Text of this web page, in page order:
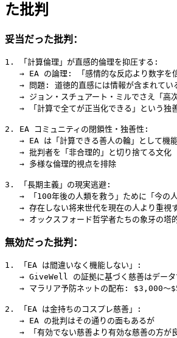
た批判
妥当だった批判：
1. 「計算倫理」が直感的倫理を抑圧する:
→ EA の論理: 「感情的な反応より数字を信
→ 問題: 道徳的直感には情報が含まれてい
→ ジョン・スチュアート・ミルでさえ「高
→ 「計算で全てが正当化できる」という独
2. EA コミュニティの閉鎖性・独善性:
→ EA は「計算できる善人の輪」として機
   → 批判者を「非合理的」と切り捨てる文化
   → 多様な倫理的視点を排除
3. 「長期主義」の現実逃避:
→ 「100年後の人類を救う」ために「今の
→ 存在しない将来世代を現在の人より重視
無効だった批判：
1. 「EA は間違いなく機能しない」:
→ GiveWell の証拠に基づく慈善はデータ
→ マラリア予防ネットの配布: $3,000〜
2. 「EA は金持ちのコスプレ慈善」:
   → EA の批判はその通りの面もあるが
→ 「有効でない慈善より有効な慈善の方が